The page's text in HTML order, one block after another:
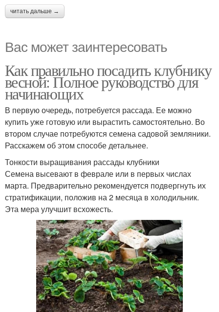
читать дальше →
Вас может заинтересовать
Как правильно посадить клубнику
весной: Полное руководство для
начинающих
В первую очередь, потребуется рассада. Ее можно
купить уже готовую или вырастить самостоятельно. Во
втором случае потребуются семена садовой земляники.
Расскажем об этом способе детальнее.
Тонкости выращивания рассады клубники
Семена высевают в феврале или в первых числах
марта. Предварительно рекомендуется подвергнуть их
стратификации, положив на 2 месяца в холодильник.
Эта мера улучшит всхожесть.